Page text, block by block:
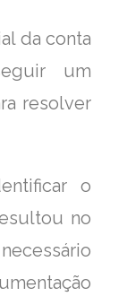
da conta
um
resolver
o
no